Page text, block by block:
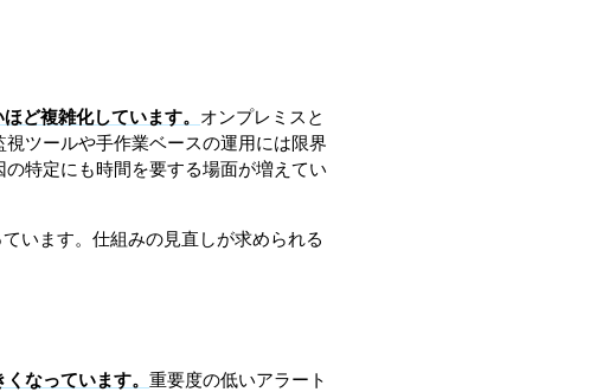
ど複雑化しています。 オンプレミスと
ツールや手作業ベースの運用には限界
特定にも時間を要する場面が増えてい
います。仕組みの見直しが求められる
なっています。 重要度の低いアラート